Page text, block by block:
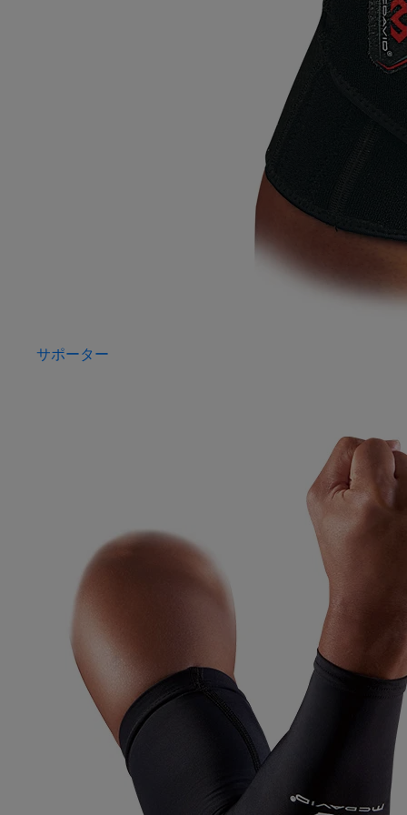
サポーター